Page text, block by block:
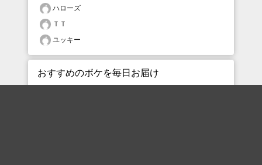
ハローズ
ＴＴ
ユッキー
おすすめのボケを毎日お届け